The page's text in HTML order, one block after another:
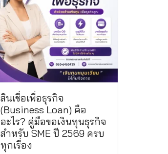
สินเชื่อเพื่อธุรกิจ
(Business Loan) คือ
อะไร? คู่มือขอเงินทุนธุรกิจ
สำหรับ SME ปี 2569 ครบ
ทุกเรื่อง